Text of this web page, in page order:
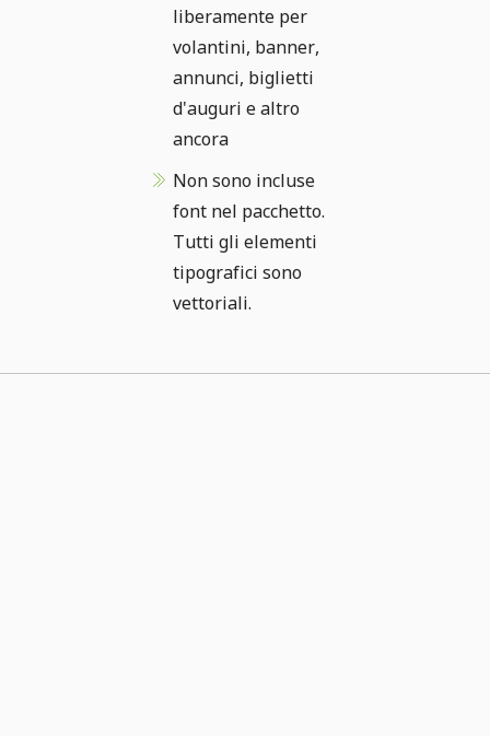
liberamente per
volantini, banner,
annunci, biglietti
d'auguri e altro
ancora
Non sono incluse
font nel pacchetto.
Tutti gli elementi
tipografici sono
vettoriali.